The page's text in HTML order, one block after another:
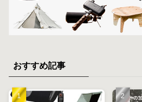
おすすめ記事